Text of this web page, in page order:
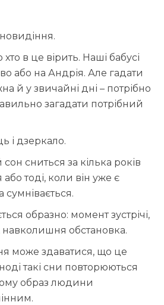
в це вірить. Наші бабусі
або на Андрія. Але гадати
й у звичайні дні – потрібно
загадати потрібний
і дзеркало.
сниться за кілька років
тоді, коли він уже є
сумнівається.
образно: момент зустрічі,
обстановка.
може здаватися, що це
такі сни повторюються
образ людини